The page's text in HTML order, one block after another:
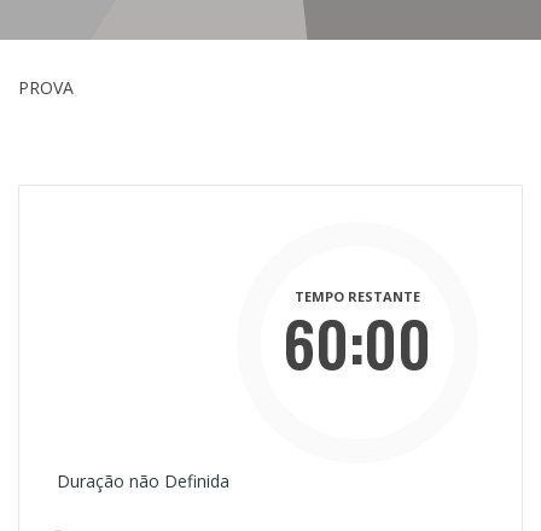
PROVA
Duração não Definida
60:00
TEMPO RESTANTE